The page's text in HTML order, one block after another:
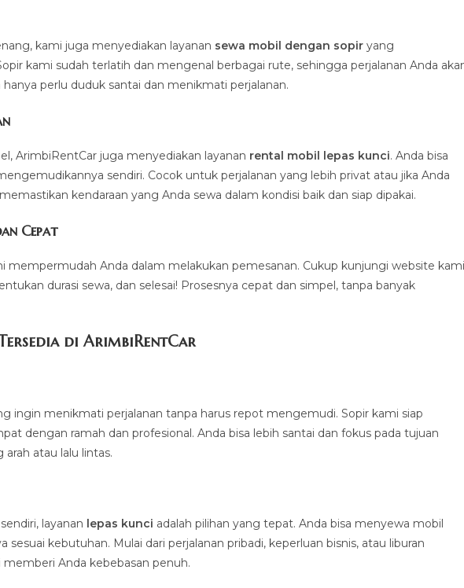
kami juga menyediakan layanan sewa mobil dengan sopir yang
kami sudah terlatih dan mengenal berbagai rute, sehingga perjalanan Anda
hanya perlu duduk santai dan menikmati perjalanan.
ArimbiRentCar juga menyediakan layanan rental mobil lepas kunci. Anda bisa
sendiri. Cocok untuk perjalanan yang lebih privat atau jika Anda
kendaraan yang Anda sewa dalam kondisi baik dan siap dipakai.
Cepat
mempermudah Anda dalam melakukan pemesanan. Cukup kunjungi website
durasi sewa, dan selesai! Prosesnya cepat dan simpel, tanpa banyak
di ArimbiRentCar
ingin menikmati perjalanan tanpa harus repot mengemudi. Sopir kami siap
dengan ramah dan profesional. Anda bisa lebih santai dan fokus pada tujuan
atau lalu lintas.
layanan lepas kunci adalah pilihan yang tepat. Anda bisa menyewa mobil
kebutuhan. Mulai dari perjalanan pribadi, keperluan bisnis, atau liburan
Anda kebebasan penuh.